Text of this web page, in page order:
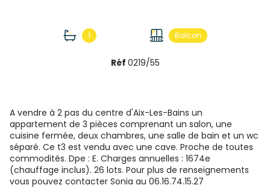
1 Balcon
Réf 0219/55
A vendre à 2 pas du centre d'Aix-Les-Bains un
appartement de 3 pièces comprenant un salon, une
cuisine fermée, deux chambres, une salle de bain et un wc
séparé. Ce t3 est vendu avec une cave. Proche de toutes
commodités. Dpe : E. Charges annuelles : 1674e
(chauffage inclus). 26 lots. Pour plus de renseignements
vous pouvez contacter Sonia au 06.16.74.15.27